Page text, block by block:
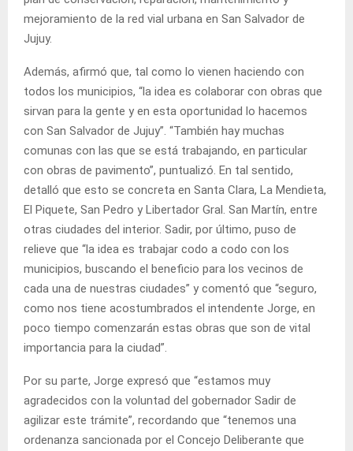
mejoramiento de la red vial urbana en San Salvador de
Jujuy.
Además, afirmó que, tal como lo vienen haciendo con
todos los municipios, “la idea es colaborar con obras que
sirvan para la gente y en esta oportunidad lo hacemos
con San Salvador de Jujuy”. “También hay muchas
comunas con las que se está trabajando, en particular
con obras de pavimento”, puntualizó. En tal sentido,
detalló que esto se concreta en Santa Clara, La Mendieta,
El Piquete, San Pedro y Libertador Gral. San Martín, entre
otras ciudades del interior. Sadir, por último, puso de
relieve que “la idea es trabajar codo a codo con los
municipios, buscando el beneficio para los vecinos de
cada una de nuestras ciudades” y comentó que “seguro,
como nos tiene acostumbrados el intendente Jorge, en
poco tiempo comenzarán estas obras que son de vital
importancia para la ciudad”.
Por su parte, Jorge expresó que “estamos muy
agradecidos con la voluntad del gobernador Sadir de
agilizar este trámite”, recordando que “tenemos una
ordenanza sancionada por el Concejo Deliberante que